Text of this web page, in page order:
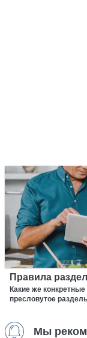
Правила
Какие же
пресловутое
Мы